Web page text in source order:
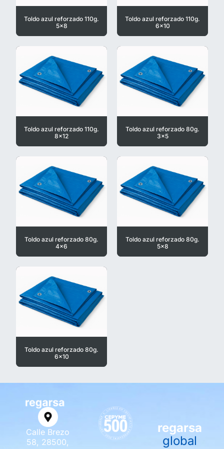
Toldo azul reforzado 110g.
5x8
Toldo azul reforzado 110g.
6x10
Toldo azul reforzado 110g.
8x12
Toldo azul reforzado 80g.
3x5
Toldo azul reforzado 80g.
4x6
Toldo azul reforzado 80g.
5x8
Toldo azul reforzado 80g.
6x10
Calle Brezo
58, 28500,
regarsa
global